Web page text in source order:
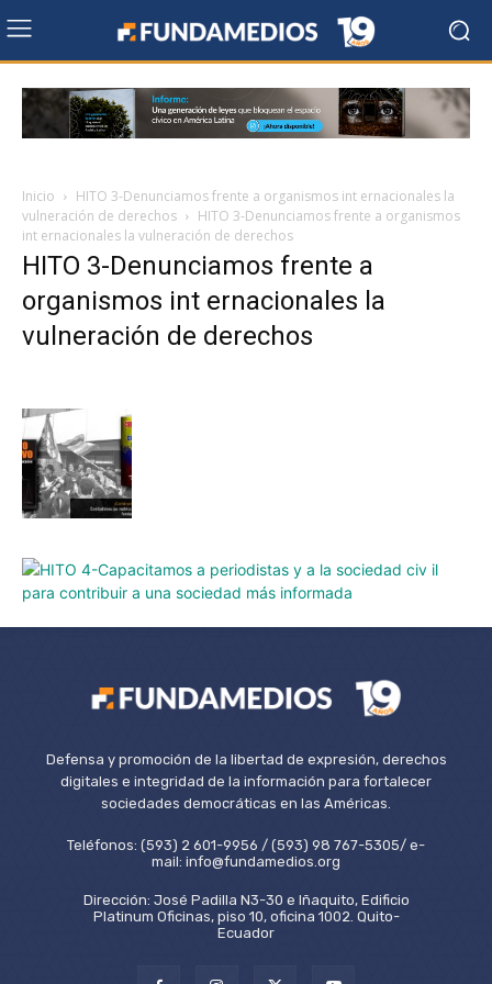
Inicio
HITO 3-Denunciamos frente a organismos int ernacionales la
vulneración de derechos
HITO 3-Denunciamos frente a organismos
int ernacionales la vulneración de derechos
HITO 3-Denunciamos frente a
organismos int ernacionales la
vulneración de derechos
Defensa y promoción de la libertad de expresión, derechos
digitales e integridad de la información para fortalecer
sociedades democráticas en las Américas.
Teléfonos: (593) 2 601-9956 / (593) 98 767-5305/ e-
mail: info@fundamedios.org
Dirección: José Padilla N3-30 e Iñaquito, Edificio
Platinum Oficinas, piso 10, oficina 1002. Quito-
Ecuador